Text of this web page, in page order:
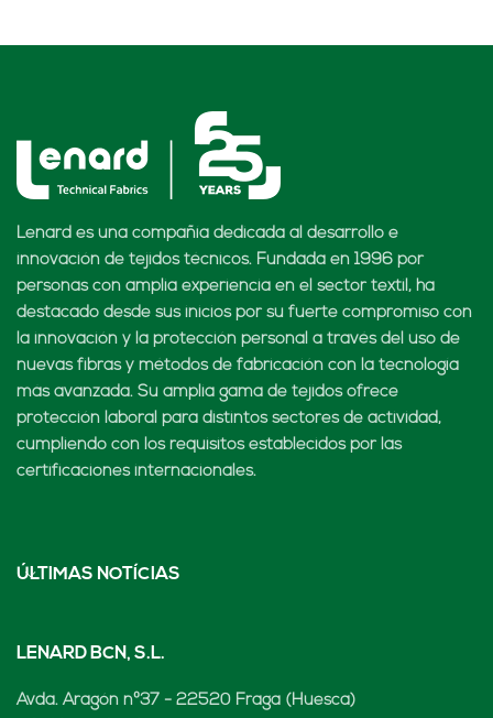
Lenard es una compañía dedicada al desarrollo e
innovación de tejidos técnicos. Fundada en 1996 por
personas con amplia experiencia en el sector textil, ha
destacado desde sus inicios por su fuerte compromiso con
la innovación y la protección personal a través del uso de
nuevas fibras y métodos de fabricación con la tecnología
más avanzada. Su amplia gama de tejidos ofrece
protección laboral para distintos sectores de actividad,
cumpliendo con los requisitos establecidos por las
certificaciones internacionales.
ÚLTIMAS NOTÍCIAS
LENARD BCN, S.L.
Avda. Aragón nº37 - 22520 Fraga (Huesca)